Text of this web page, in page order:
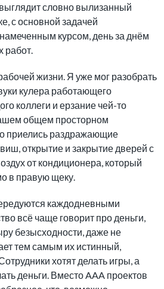
словно вылизанный
с основной задачей
курсом, день за днём
работ.
жизни. Я уже мог разобрать
кулера работающего
коллеги и ерзание чей-то
общем просторном
приелись раздражающие
открытие и закрытие дверей с
от кондиционера, который
в правую щеку.
каждодневными
всё чаще говорит про деньги,
безысходности, даже не
тем самым их истинный,
хотят делать игры, а
деньги. Вместо AAA проектов